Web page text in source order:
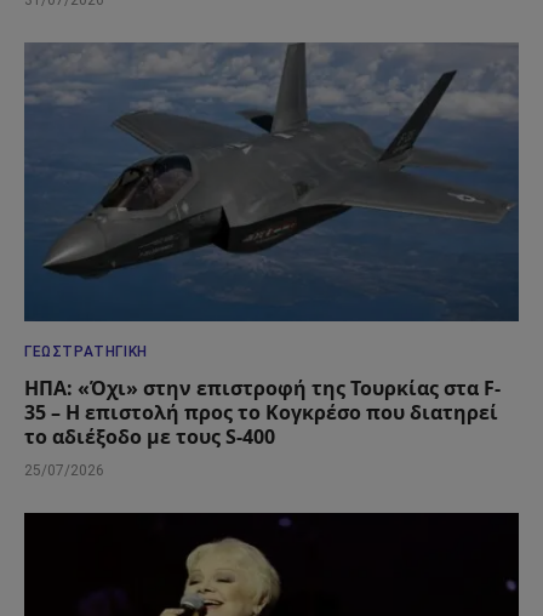
ΓΕΩΣΤΡΑΤΗΓΙΚΉ
ΗΠΑ: «Όχι» στην επιστροφή της Τουρκίας στα F-
35 – Η επιστολή προς το Κογκρέσο που διατηρεί
το αδιέξοδο με τους S-400
25/07/2026